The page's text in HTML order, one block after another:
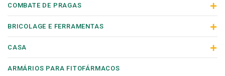
COMBATE DE PRAGAS
BRICOLAGE E FERRAMENTAS
CASA
ARMÁRIOS PARA FITOFÁRMACOS